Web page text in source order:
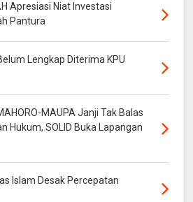
Apresiasi Niat Investasi
Pantura
Lengkap Diterima KPU
MAUPA Janji Tak Balas
Hukum, SOLID Buka Lapangan
Islam Desak Percepatan